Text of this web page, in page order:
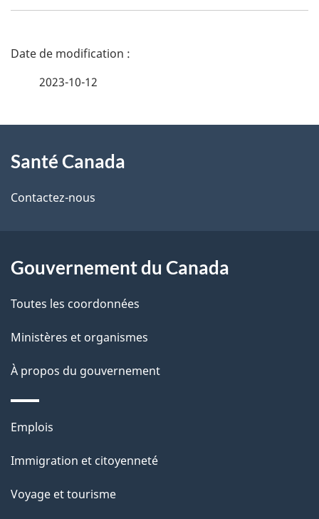
D
i
l
d
e
p
a
2023-10-12
propos
de
site
Santé Canada
Contactez-nous
Gouvernement du Canada
Toutes les coordonnées
Ministères et organismes
À propos du gouvernement
Thèmes
sujets
Emplois
Immigration et citoyenneté
Voyage et tourisme